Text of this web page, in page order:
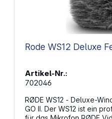
Rode WS12
Artikel-Nr.:
702046
RØDE WS12 - Deluxe-
GO II. Der WS12 ist ein